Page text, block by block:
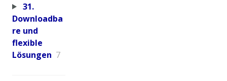
31.
Downloadba
re und
flexible
Lösungen 7